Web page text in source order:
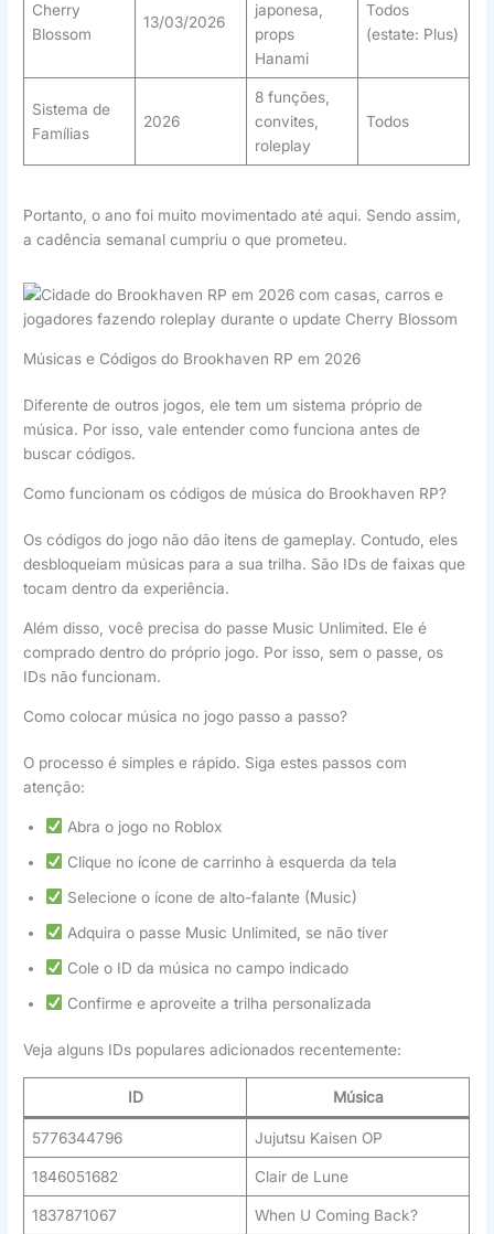
Cherry
Blossom
13/03/2026
japonesa,
props
Hanami
Todos
(estate: Plus)
Sistema de
Famílias
2026
8 funções,
convites,
roleplay
Todos
Portanto, o ano foi muito movimentado até aqui. Sendo assim,
a cadência semanal cumpriu o que prometeu.
Músicas e Códigos do Brookhaven RP em 2026
Diferente de outros jogos, ele tem um sistema próprio de
música. Por isso, vale entender como funciona antes de
buscar códigos.
Como funcionam os códigos de música do Brookhaven RP?
Os códigos do jogo não dão itens de gameplay. Contudo, eles
desbloqueiam músicas para a sua trilha. São IDs de faixas que
tocam dentro da experiência.
Além disso, você precisa do passe Music Unlimited. Ele é
comprado dentro do próprio jogo. Por isso, sem o passe, os
IDs não funcionam.
Como colocar música no jogo passo a passo?
O processo é simples e rápido. Siga estes passos com
atenção:
Abra o jogo no Roblox
Clique no ícone de carrinho à esquerda da tela
Selecione o ícone de alto-falante (Music)
Adquira o passe Music Unlimited, se não tiver
Cole o ID da música no campo indicado
Confirme e aproveite a trilha personalizada
Veja alguns IDs populares adicionados recentemente:
ID Música
5776344796 Jujutsu Kaisen OP
1846051682 Clair de Lune
1837871067 When U Coming Back?